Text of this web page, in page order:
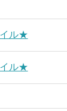
ル★
ル★